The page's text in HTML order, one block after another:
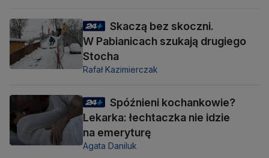
Skaczą bez skoczni.
W Pabianicach szukają drugiego
Stocha
Rafał Kazimierczak
Spóźnieni kochankowie?
Lekarka: łechtaczka nie idzie
na emeryturę
Agata Daniluk